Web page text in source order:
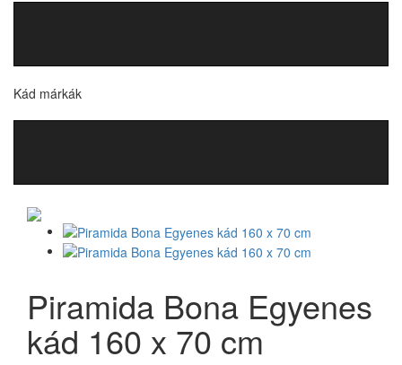
Kád márkák
Piramida Bona Egyenes
kád 160 x 70 cm